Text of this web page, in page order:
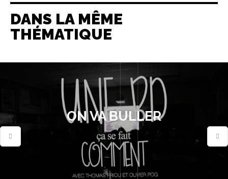
DANS LA MÊME
THÉMATIQUE
ON VA BULLER